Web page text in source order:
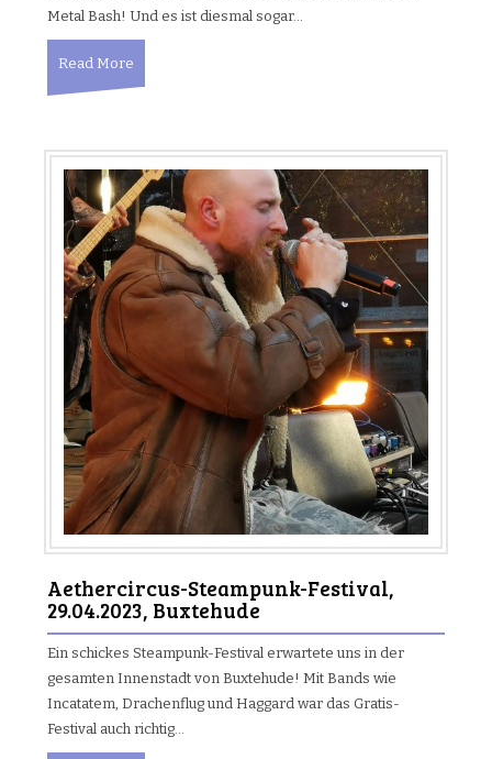
Metal Bash! Und es ist diesmal sogar…
Read More
Aethercircus-Steampunk-Festival,
29.04.2023, Buxtehude
Ein schickes Steampunk-Festival erwartete uns in der
gesamten Innenstadt von Buxtehude! Mit Bands wie
Incatatem, Drachenflug und Haggard war das Gratis-
Festival auch richtig…